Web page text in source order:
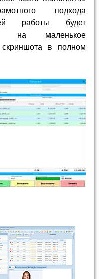
подхода
работы будет
на маленькое
в полном